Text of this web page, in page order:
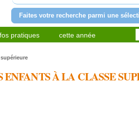
Faites votre recherche parmi une
pratiques cette année
supérieure
ENFANTS À LA CLASSE